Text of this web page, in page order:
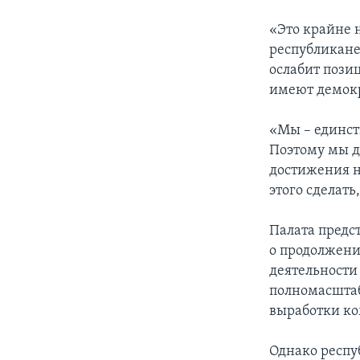
«Это крайне
ослабит
имеют
«Мы –
Поэтому мы
достижения
этого
Палата
о
выработки
Однако